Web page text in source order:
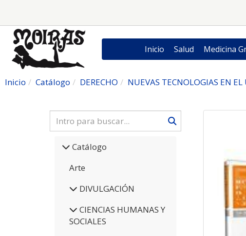
Inicio Salud Medicina
Inicio Catálogo DERECHO NUEVAS TECNOLOGIAS EN
Catálogo
Arte
DIVULGACIÓN
CIENCIAS HUMANAS Y
SOCIALES